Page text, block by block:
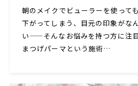
朝のメイクでビューラーを使って
下がってしまう、目元の印象がな
い——そんなお悩みを持つ方に注
まつげパーマという施術…